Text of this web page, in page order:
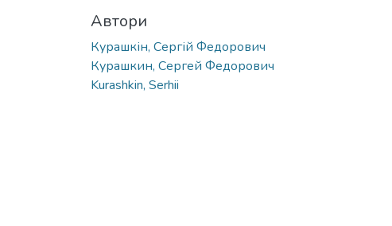
Автори
Курашкін, Сергій Федорович
Курашкин, Сергей Федорович
Kurashkin, Serhii